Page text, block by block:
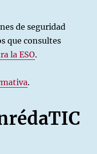
de seguridad
que consultes
la ESO.
.